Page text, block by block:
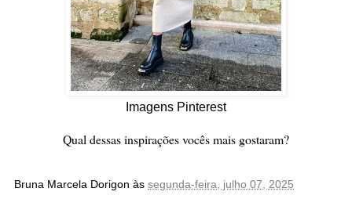
Imagens Pinterest
Qual dessas inspirações vocês mais gostaram?
Bruna Marcela Dorigon às segunda-feira, julho 07, 2025